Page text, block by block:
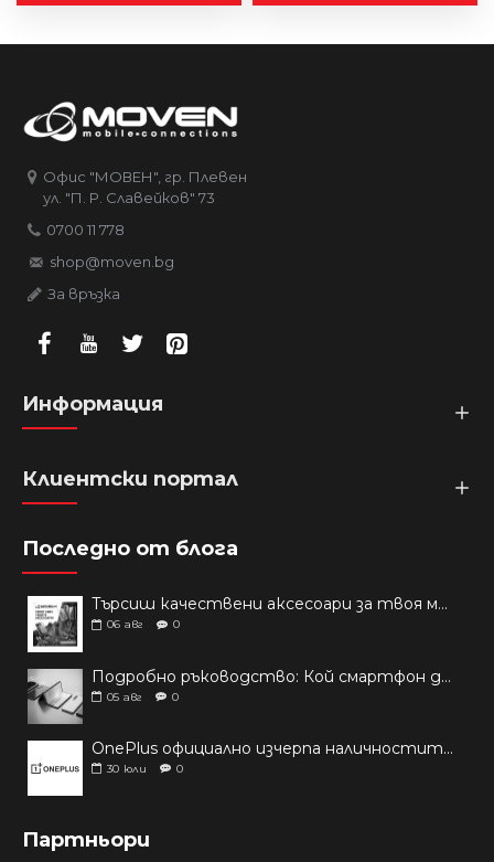
Офис "МОВЕН", гр. Плевен
ул. "П. Р. Славейков" 73
0700 11 778
shop@moven.bg
За връзка
Информация
Клиентски портал
Последно от блога
Търсиш качествени аксесоари за твоя модел? Как правилно да защитим новия си смартфон: Ръководство за аксесоари през 2026 г.
06 авг 0
Подробно ръководство: Кой смартфон да купиш през 2026 г.?
05 авг 0
OnePlus официално изчерпа наличностите си от телефони на основни пазари
30 юли 0
Партньори